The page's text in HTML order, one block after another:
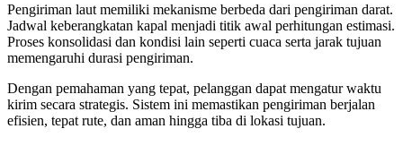
Pengiriman laut memiliki mekanisme berbeda dari pengiriman darat.
Jadwal keberangkatan kapal menjadi titik awal perhitungan estimasi.
Proses konsolidasi dan kondisi lain seperti cuaca serta jarak tujuan
memengaruhi durasi pengiriman.
Dengan pemahaman yang tepat, pelanggan dapat mengatur waktu
kirim secara strategis. Sistem ini memastikan pengiriman berjalan
efisien, tepat rute, dan aman hingga tiba di lokasi tujuan.